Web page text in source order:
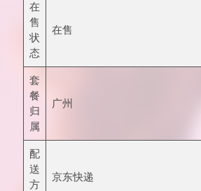
在
售
状
态
在售
套
餐
归
属
广州
配
送
方
京东快递